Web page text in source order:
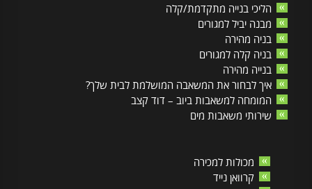
הליכי בנייה מתקדמת/קלה
מבנה יביל למגורים
בניה מהירה
בניה קלה למגורים
בנייה מהירה
איך לבחור את המשאבה המושלמת לבית שלך?
המומחה למשאבות ביוב – דוד קצב
שירותי משאבות מים
מכולות למכירה
קרוואן נייד